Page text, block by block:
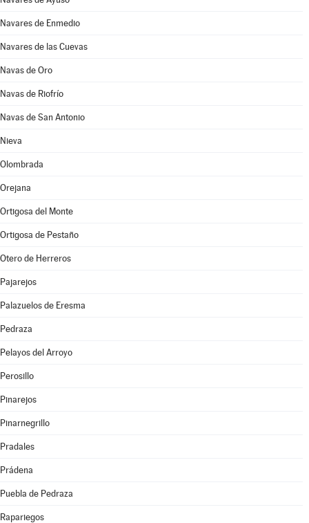
Navares de Enmedio
Navares de las Cuevas
Navas de Oro
Navas de Riofrío
Navas de San Antonio
Nieva
Olombrada
Orejana
Ortigosa del Monte
Ortigosa de Pestaño
Otero de Herreros
Pajarejos
Palazuelos de Eresma
Pedraza
Pelayos del Arroyo
Perosillo
Pinarejos
Pinarnegrillo
Pradales
Prádena
Puebla de Pedraza
Rapariegos